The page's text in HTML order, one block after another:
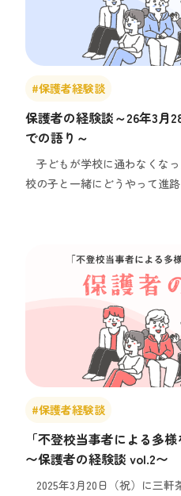
#保護者経験談
保護者の経験談～26年3月
での語り～
子どもが学校に通わなくな
校の子と一緒にどうやって進
#保護者経験談
「不登校当事者による多
〜保護者の経験談 vol.2〜
2025年3月20日（祝）に三軒